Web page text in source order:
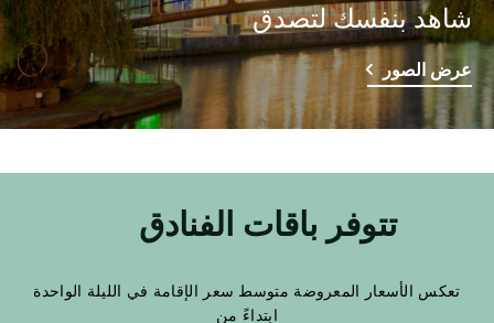
شاهد بنفسك لتصدق
عرض الصور
تتوفر باقات الفنادق
تعكس الأسعار المعروضة متوسط سعر الإقامة في الليلة الواحدة
ابتداءً من